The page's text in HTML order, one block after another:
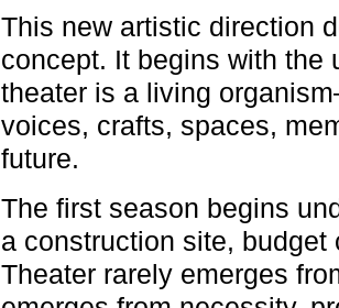
This new artistic direction
concept. It begins with the
theater is a living
voices, crafts, spaces,
future.
The first season begins
a construction site,
Theater rarely emerges